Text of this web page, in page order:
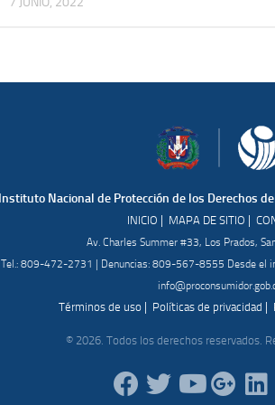
Instituto Nacional de Protección de los Derechos
INICIO | MAPA DE SITIO |
Av. Charles Summer #33, Los Prados,
Tel.: 809-472-2731 | Denuncias: 809-567-8555 Desde el
Términos de uso | Políticas de privacidad |
© 2026. Todos los derechos reservados.